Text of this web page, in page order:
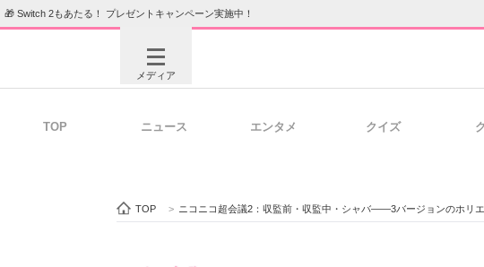
🎁 Switch 2もあたる！ プレゼントキャンペーン実施中！
メディア
TOP ニュース エンタメ クイズ
TOP > ニコニコ超会議2：収監前・収監中・シャバ――3バージョンのホリ